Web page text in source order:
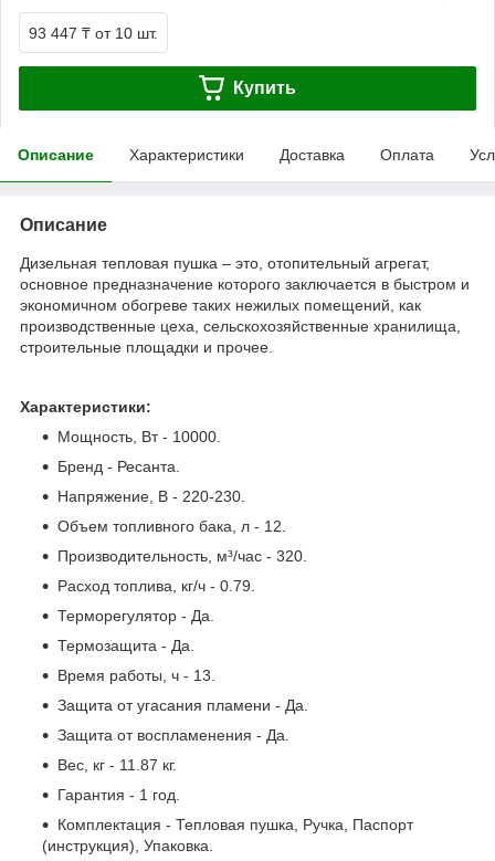
93 447 ₸ от 10 шт.
Купить
Описание Характеристики Доставка Оплата
Описание
Дизельная тепловая пушка – это, отопительный агрегат,
основное предназначение которого заключается в быстром и
экономичном обогреве таких нежилых помещений, как
производственные цеха, сельскохозяйственные хранилища,
строительные площадки и прочее.
Характеристики:
Мощность, Вт - 10000.
Бренд - Ресанта.
Напряжение, В - 220-230.
Объем топливного бака, л - 12.
Производительность, м³/час - 320.
Расход топлива, кг/ч - 0.79.
Терморегулятор - Да.
Термозащита - Да.
Время работы, ч - 13.
Защита от угасания пламени - Да.
Защита от воспламенения - Да.
Вес, кг - 11.87 кг.
Гарантия - 1 год.
Комплектация - Тепловая пушка, Ручка, Паспорт
(инструкция), Упаковка.